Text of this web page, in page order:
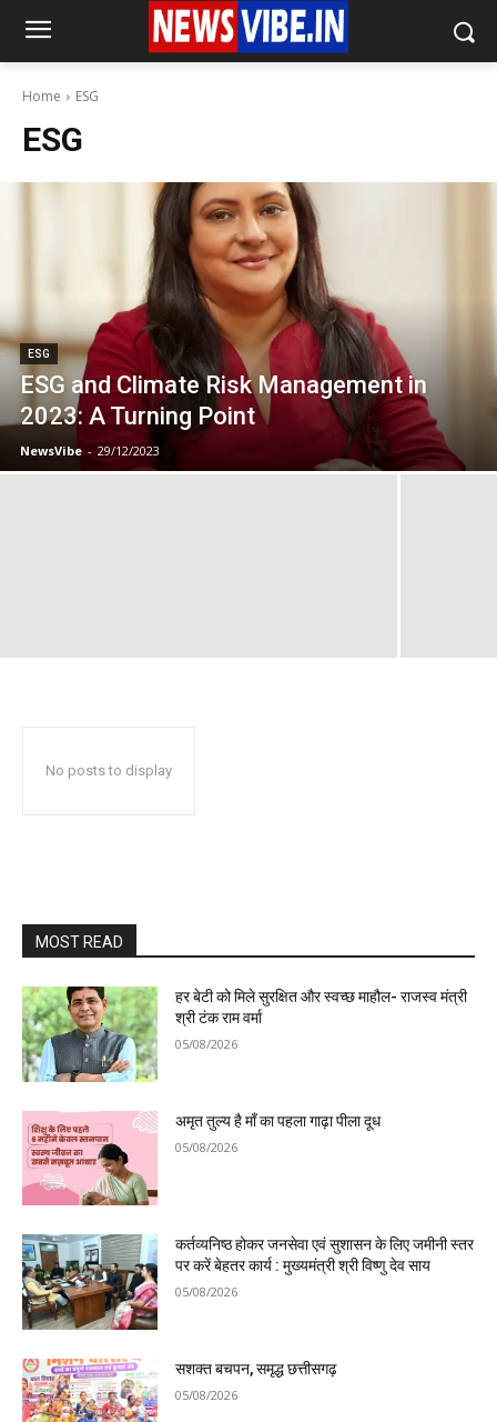
Home ESG
ESG
ESG
ESG and Climate Risk Management in
2023: A Turning Point
NewsVibe - 29/12/2023
No posts to display
MOST READ
हर बेटी को मिले सुरक्षित और स्वच्छ माहौल- राजस्व मंत्री
श्री टंक राम वर्मा
05/08/2026
अमृत तुल्य है माँ का पहला गाढ़ा पीला दूध
05/08/2026
कर्तव्यनिष्ठ होकर जनसेवा एवं सुशासन के लिए जमीनी स्तर
पर करें बेहतर कार्य : मुख्यमंत्री श्री विष्णु देव साय
05/08/2026
सशक्त बचपन, समृद्ध छत्तीसगढ़
05/08/2026